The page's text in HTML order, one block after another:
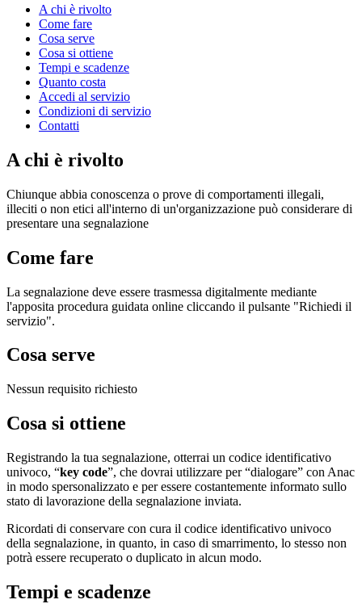
A chi è rivolto
Come fare
Cosa serve
Cosa si ottiene
Tempi e scadenze
Quanto costa
Accedi al servizio
Condizioni di servizio
Contatti
A chi è rivolto
Chiunque abbia conoscenza o prove di comportamenti illegali,
illeciti o non etici all'interno di un'organizzazione può considerare di
presentare una segnalazione
Come fare
La segnalazione deve essere trasmessa digitalmente mediante
l'apposita procedura guidata online cliccando il pulsante "Richiedi il
servizio".
Cosa serve
Nessun requisito richiesto
Cosa si ottiene
Registrando la tua segnalazione, otterrai un codice identificativo
univoco, “key code”, che dovrai utilizzare per “dialogare” con Anac
in modo spersonalizzato e per essere costantemente informato sullo
stato di lavorazione della segnalazione inviata.
Ricordati di conservare con cura il codice identificativo univoco
della segnalazione, in quanto, in caso di smarrimento, lo stesso non
potrà essere recuperato o duplicato in alcun modo.
Tempi e scadenze